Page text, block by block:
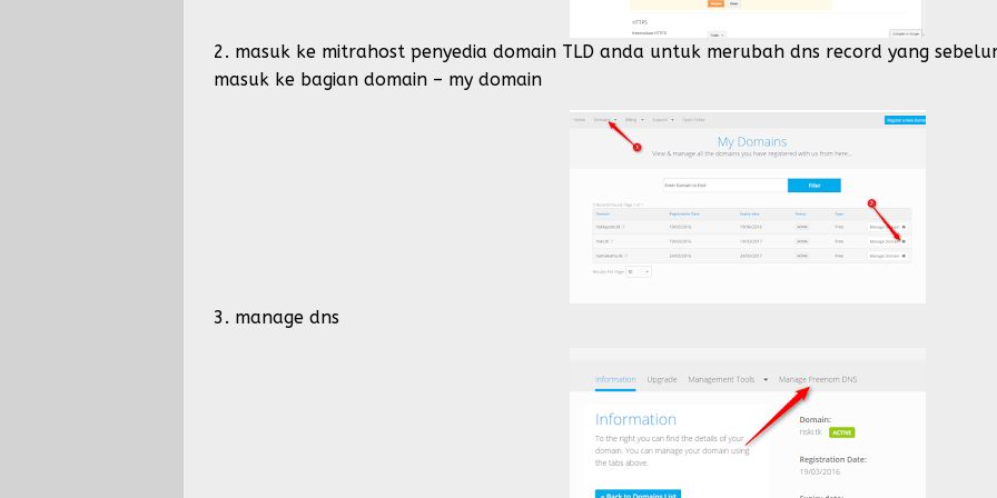
2. masuk ke mitrahost penyedia domain TLD anda untuk merubah dns record yang
masuk ke bagian domain – my domain
3. manage dns